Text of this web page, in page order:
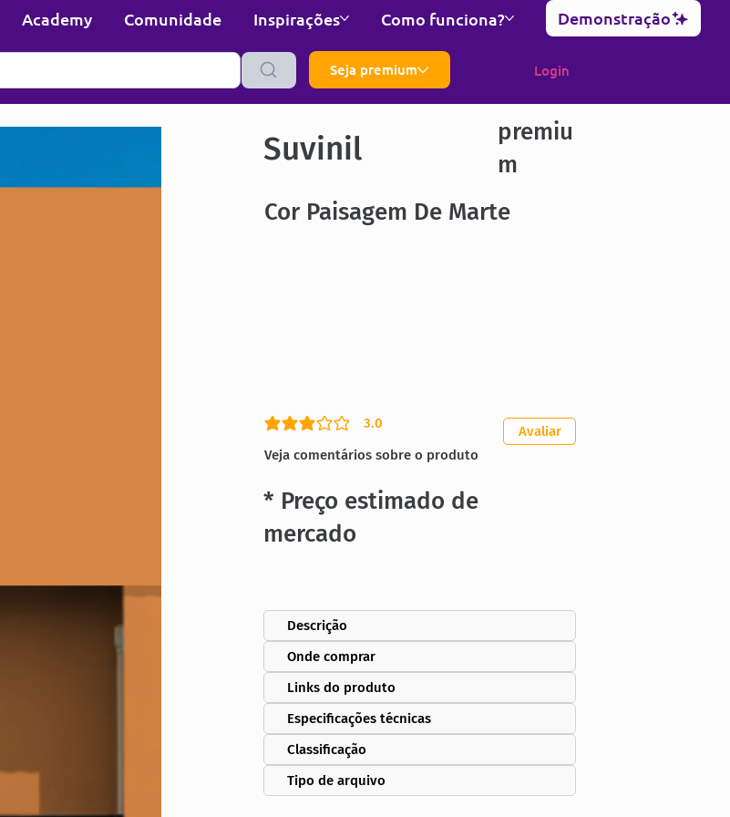
Academy Comunidade Inspirações Como funciona? Demonstração
Seja premium Login
Suvinil
premiu
m
Cor Paisagem De Marte
3.0
classificação média é 3 de 5
Veja comentários sobre o produto
Avaliar
* Preço estimado de
mercado
Descrição
Onde comprar
Links do produto
Especificações técnicas
Classificação
Tipo de arquivo